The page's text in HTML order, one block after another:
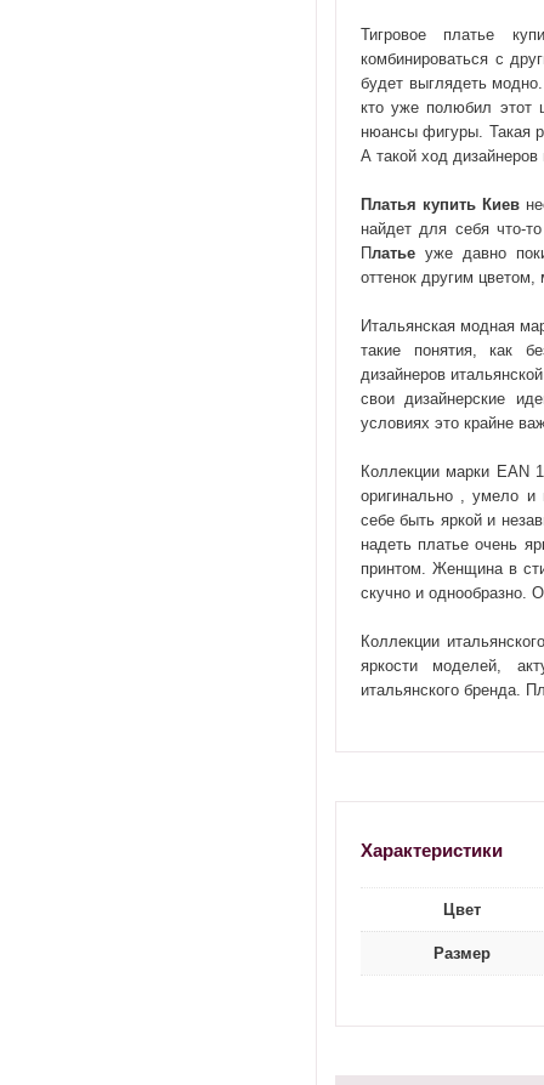
Тигровое платье
комбинироваться с
будет выглядеть
кто уже полюбил этот
нюансы фигуры. Такая
А такой ход
Платья купить Киев
найдет для себя что-
Платье уже давно
оттенок другим
Итальянская модная
такие понятия, как
дизайнеров
свои дизайнерские
условиях это крайне
Коллекции марки EAN
оригинально , умело
себе быть яркой и
надеть платье очень
принтом. Женщина в
скучно и однообразно.
Коллекции
яркости моделей,
итальянского бренда.
Характеристики
Цвет
Размер